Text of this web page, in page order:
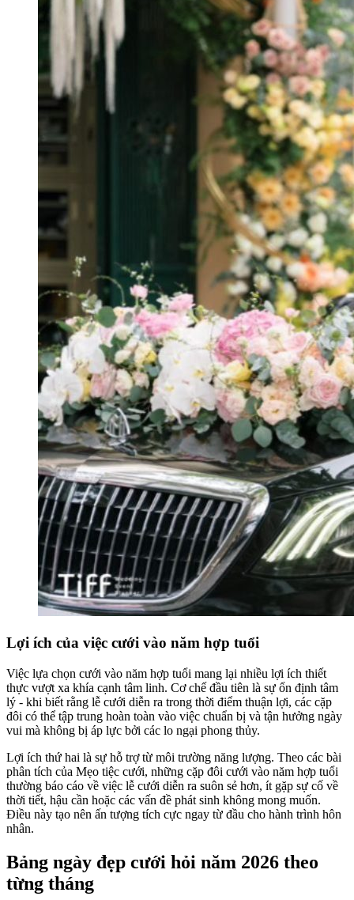
Lợi ích của việc cưới vào năm hợp tuổi
Việc lựa chọn cưới vào năm hợp tuổi mang lại nhiều lợi ích thiết
thực vượt xa khía cạnh tâm linh. Cơ chế đầu tiên là sự ổn định tâm
lý - khi biết rằng lễ cưới diễn ra trong thời điểm thuận lợi, các cặp
đôi có thể tập trung hoàn toàn vào việc chuẩn bị và tận hưởng ngày
vui mà không bị áp lực bởi các lo ngại phong thủy.
Lợi ích thứ hai là sự hỗ trợ từ môi trường năng lượng. Theo các bài
phân tích của Mẹo tiệc cưới, những cặp đôi cưới vào năm hợp tuổi
thường báo cáo về việc lễ cưới diễn ra suôn sẻ hơn, ít gặp sự cố về
thời tiết, hậu cần hoặc các vấn đề phát sinh không mong muốn.
Điều này tạo nên ấn tượng tích cực ngay từ đầu cho hành trình hôn
nhân.
Bảng ngày đẹp cưới hỏi năm 2026 theo
từng tháng